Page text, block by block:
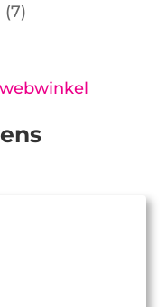
(7)